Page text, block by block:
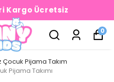
Kargo Ücretsiz
0
Çocuk Pijama Takım
Pijama Takımı